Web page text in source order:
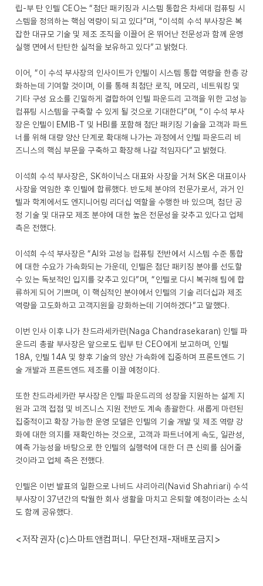
립-부 탄 인텔 CEO는 “첨단 패키징과 시스템 통합은 차세대 컴퓨팅 시
스템을 정의하는 핵심 역량이 되고 있다”며, “이석희 수석 부사장은 복
잡한 대규모 기술 및 제조 조직을 이끌어 온 뛰어난 전문성과 함께 운영
실행 면에서 탄탄한 실적을 보유하고 있다”고 밝혔다.
이어, “이 수석 부사장의 인사이트가 인텔이 시스템 통합 역량을 한층 강
화하는데 기여할 것이며, 이를 통해 최첨단 로직, 메모리, 네트워킹 및
기타 구성 요소를 긴밀하게 결합하여 인텔 파운드리 고객을 위한 고성능
컴퓨팅 시스템을 구축할 수 있게 될 것으로 기대한다”며, “이 수석 부사
장은 인텔이 EMIB-T 및 HBI를 포함해 첨단 패키징 기술을 고객과 파트
너를 위해 대량 양산 단계로 확대해 나가는 과정에서 인텔 파운드리 비
즈니스의 핵심 부문을 구축하고 확장해 나갈 적임자다”고 밝혔다.
이석희 수석 부사장은, SK하이닉스 대표와 사장을 거쳐 SK온 대표이사
사장을 역임한 후 인텔에 합류했다. 반도체 분야의 전문가로서, 과거 인
텔과 학계에서도 엔지니어링 리더십 역할을 수행한 바 있으며, 첨단 공
정 기술 및 대규모 제조 분야에 대한 높은 전문성을 갖추고 있다고 업체
측은 전했다.
이석희 수석 부사장은 “AI와 고성능 컴퓨팅 전반에서 시스템 수준 통합
에 대한 수요가 가속화되는 가운데, 인텔은 첨단 패키징 분야를 선도할
수 있는 독보적인 입지를 갖추고 있다”며, “인텔로 다시 복귀해 팀에 합
류하게 되어 기쁘며, 이 핵심적인 분야에서 인텔의 기술 리더십과 제조
역량을 고도화하고 고객지원을 강화하는데 기여하겠다”고 말했다.
이번 인사 이후 나가 찬드라세카란(Naga Chandrasekaran) 인텔 파
운드리 총괄 부사장은 앞으로도 립부 탄 CEO에게 보고하며, 인텔
18A, 인텔 14A 및 향후 기술의 양산 가속화에 집중하며 프론트엔드 기
술 개발과 프론트엔드 제조를 이끌 예정이다.
또한 찬드라세카란 부사장은 인텔 파운드리의 성장을 지원하는 설계 지
원과 고객 접점 및 비즈니스 지원 전반도 계속 총괄한다. 새롭게 마련된
집중적이고 확장 가능한 운영 모델은 인텔의 기술 개발 및 제조 역량 강
화에 대한 의지를 재확인하는 것으로, 고객과 파트너에게 속도, 일관성,
예측 가능성을 바탕으로 한 인텔의 실행력에 대한 더 큰 신뢰를 심어줄
것이라고 업체 측은 전했다.
인텔은 이번 발표의 일환으로 나비드 샤리아리(Navid Shahriari) 수석
부사장이 37년간의 탁월한 회사 생활을 마치고 은퇴할 예정이라는 소식
도 함께 공유했다.
<저작권자(c)스마트앤컴퍼니. 무단전재-재배포금지>